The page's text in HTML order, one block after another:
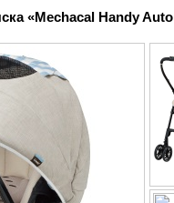
«Mechacal Handy